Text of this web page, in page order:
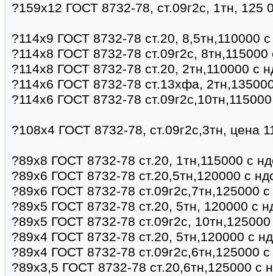
?159х12 ГОСТ 8732-78, ст.09г2с, 1тн, 125
?114х9 ГОСТ 8732-78 ст.20, 8,5тн,110000
?114х8 ГОСТ 8732-78 ст.09г2с, 8тн,115000
?114х8 ГОСТ 8732-78 ст.20, 2тн,110000 с
?114х6 ГОСТ 8732-78 ст.13хфа,
?114х6 ГОСТ 8732-78
?108х4 ГОСТ 8732-78, ст.09г2с,3тн, цена
?89х8 ГОСТ 8732-78 ст.20, 1тн,115000 с
?89х6 ГОСТ 8732-78 ст.20,5тн,120000 с
?89х6 ГОСТ 8732-78 ст.09г2с,7тн,125000
?89х5 ГОСТ 8732-78 ст.20, 5тн, 120000 с
?89х5 ГОСТ 8732-78 ст.09г2с,
?89х4 ГОСТ 8732-78 ст.20, 5тн,120000 с
?89х4 ГОСТ 8732-78 ст.09г2с,6тн,125000
?89х3,5 ГОСТ 8732-78 ст.20,6тн,125000 с